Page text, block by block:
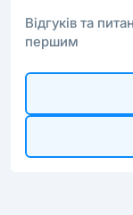
Відгуків та
першим